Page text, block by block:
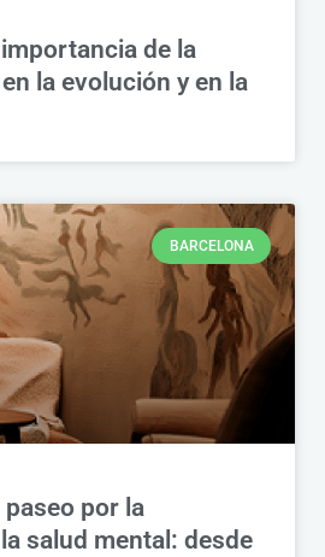
de la
la evolución y en la
BARCELONA
paseo por la
salud mental: desde